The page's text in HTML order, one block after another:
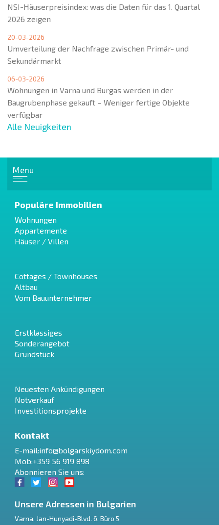
NSI-Häuserpreisindex: was die Daten für das 1. Quartal
2026 zeigen
20-03-2026
Umverteilung der Nachfrage zwischen Primär- und
Sekundärmarkt
06-03-2026
Wohnungen in Varna und Burgas werden in der
Baugrubenphase gekauft – Weniger fertige Objekte
verfügbar
Alle Neuigkeiten
Menu
Populäre Immobilien
Wohnungen
Appartemente
Häuser / Villen
Cottages / Townhouses
Altbau
Vom Bauunternehmer
Erstklassiges
Sonderangebot
Grundstück
Neuesten Ankündigungen
Notverkauf
Investitionsprojekte
Kontakt
E-mail:info@bolgarskiydom.com
Mob:+359 56 919 898
Abonnieren Sie uns:
Unsere Adressen in Bulgarien
Varna, Jan-Hunyadi-Blvd. 6, Büro 5